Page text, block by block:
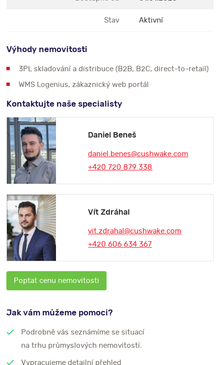
Stav Aktivní
Výhody nemovitosti
3PL skladování a distribuce (B2B, B2C, direct-to-retail)
WMS Logenius, zákaznický web portál
Kontaktujte naše specialisty
Daniel Beneš
daniel.benes@cushwake.com
+420 720 879 338
Vít Zdráhal
vit.zdrahal@cushwake.com
+420 606 634 367
Poptat cenu nemovitosti
Jak vám můžeme pomoci?
Podrobně vás seznámíme se situací
na trhu průmyslových nemovitostí.
Vypracujeme detailní přehled